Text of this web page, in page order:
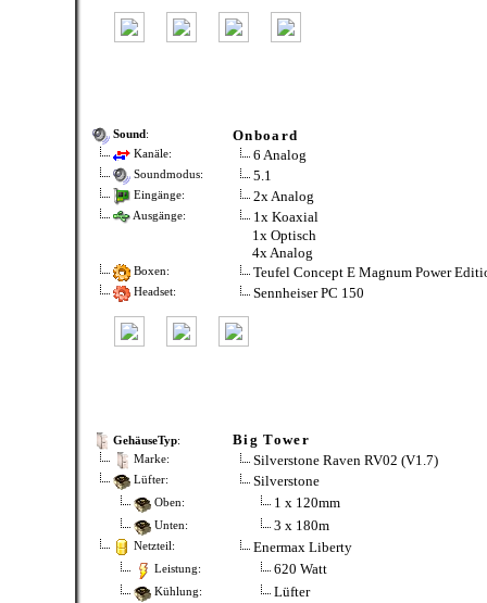
Sound: Onboard
Kanäle: 6 Analog
Soundmodus: 5.1
Eingänge: 2x Analog
Ausgänge:
1x Koaxial
1x Optisch
4x Analog
Boxen: Teufel Concept E Magnum Power
Headset: Sennheiser PC 150
GehäuseTyp: Big Tower
Marke: Silverstone Raven RV02 (V1.7)
Lüfter: Silverstone
Oben: 1 x 120mm
Unten: 3 x 180m
Netzteil: Enermax Liberty
Leistung: 620 Watt
Kühlung: Lüfter